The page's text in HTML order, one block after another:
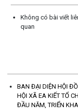
Không có bài viết
quan
BAN ĐẠI DIỆN HỘI
HỘI XÃ EA KIẾT TỔ
ĐẦU NĂM, TRIỂN
Thông báo mời báo